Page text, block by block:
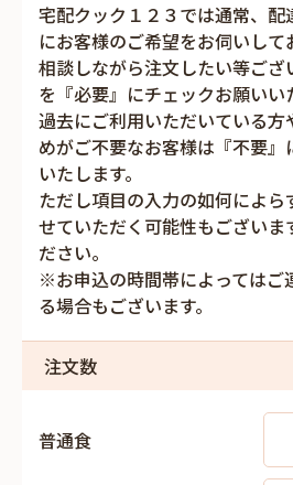
宅配クック１２３では通常、
にお客様のご希望をお伺いして
相談しながら注文したい等ご
を『必要』にチェックお願いい
過去にご利用いただいている
めがご不要なお客様は『不要
いたします。
ただし項目の入力の如何によら
せていただく可能性もございま
ださい。
※お申込の時間帯によってはご
る場合もございます。
注文数
普通食